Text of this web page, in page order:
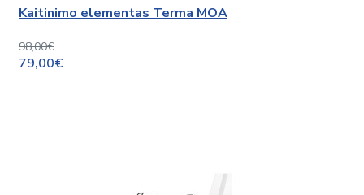
Kaitinimo elementas Terma MOA
98,00€
79,00€